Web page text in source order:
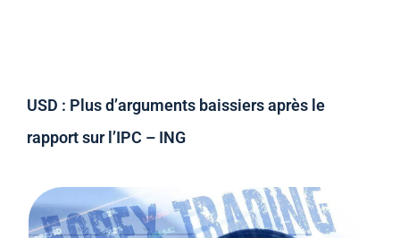
USD : Plus d’arguments baissiers après le
rapport sur l’IPC – ING